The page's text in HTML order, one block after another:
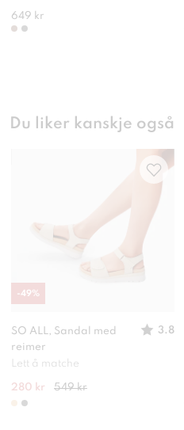
649 kr
Du liker kanskje også
SO ALL, Sandal med
reimer
3.8
Lett å matche
280 kr 549 kr
-49%